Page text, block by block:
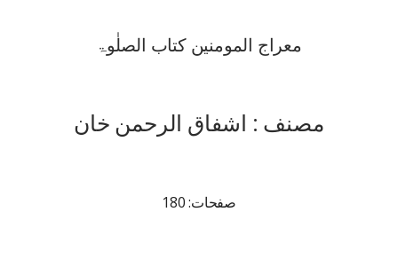
معراج المومنین کتاب الصلٰوۃ
مصنف : اشفاق الرحمن خان
صفحات: 180